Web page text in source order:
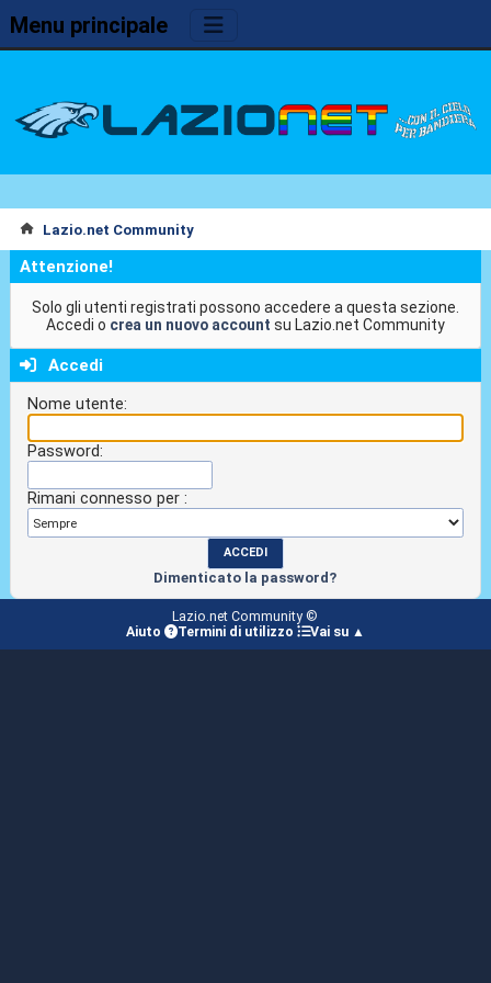
Menu principale
Lazio.net Community
Attenzione!
Solo gli utenti registrati possono accedere a questa sezione.
Accedi o crea un nuovo account su Lazio.net Community
Accedi
Nome utente:
Password:
Rimani connesso per :
Dimenticato la password?
Lazio.net Community ©
Aiuto
Termini di utilizzo Vai su ▲